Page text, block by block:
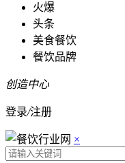
火爆
头条
美食餐饮
餐饮品牌
创造中心
登录/注册
×